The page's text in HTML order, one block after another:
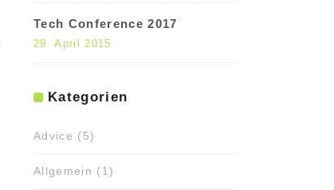
Tech Conference 2017
29. April 2015
Kategorien
Advice (5)
Allgemein (1)